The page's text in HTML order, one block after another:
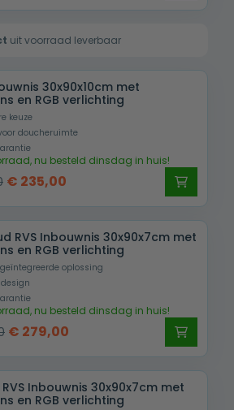
€ 319,00. € 239,00.
uit voorraad leverbaar
30x90x10cm met
en RGB verlichting
keuze
doucheruimte
nu besteld dinsdag in huis!
Oorspronkelijke
was:
€ 335,00.
€ 235,00
is:
€ 235,00.
RVS Inbouwnis 30x90x7cm met
en RGB verlichting
oplossing
nu besteld dinsdag in huis!
Oorspronkelijke
was:
€ 379,00.
€ 279,00
is:
€ 279,00.
Inbouwnis 30x90x7cm met
en RGB verlichting